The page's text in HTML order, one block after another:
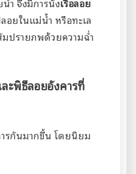
อยในแม่น้ำ หรือทะเล
ปรายภพด้วยความฉ่ำ
ะพิธีลอยอังคารที่
รกันมากขึ้น โดยนิยม